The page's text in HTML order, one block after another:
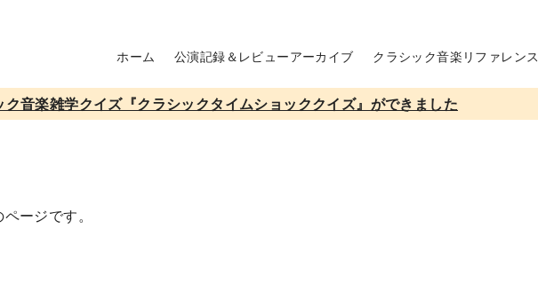
ホーム 公演記録＆レビューアーカイブ クラシック音楽リファレンス
ク音楽雑学クイズ『クラシックタイムショッククイズ』ができました
ージです。